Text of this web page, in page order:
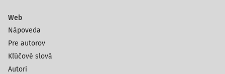
Web
Nápoveda
Pre autorov
Kľúčové slová
Autori